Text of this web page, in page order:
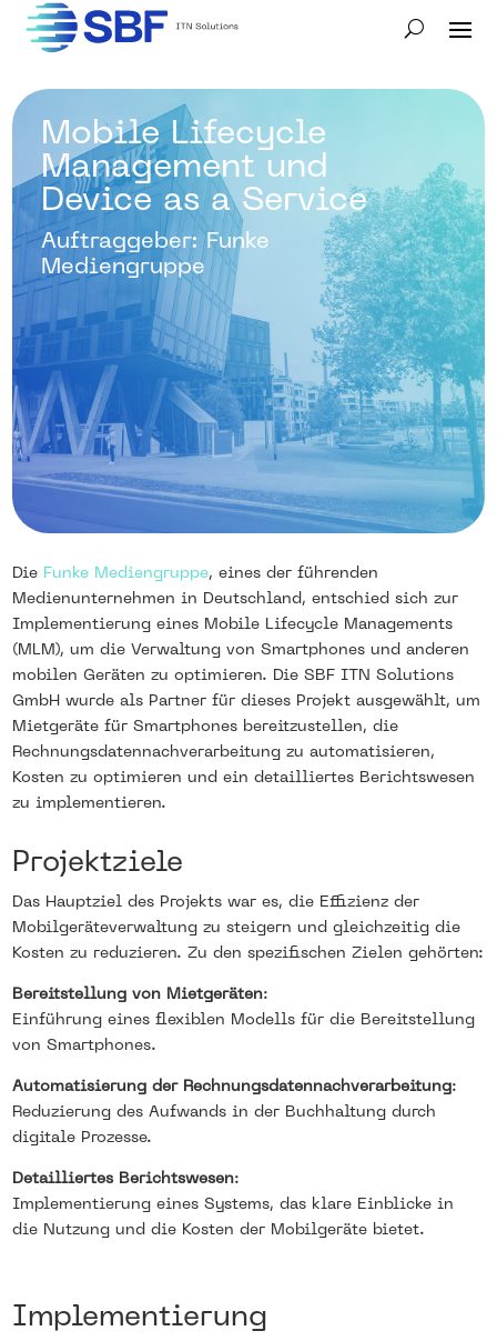
Mobile Lifecycle
Management und
Device as a Service
Auftraggeber: Funke
Mediengruppe
Die Funke Mediengruppe, eines der führenden
Medienunternehmen in Deutschland, entschied sich zur
Implementierung eines Mobile Lifecycle Managements
(MLM), um die Verwaltung von Smartphones und anderen
mobilen Geräten zu optimieren. Die SBF ITN Solutions
GmbH wurde als Partner für dieses Projekt ausgewählt, um
Mietgeräte für Smartphones bereitzustellen, die
Rechnungsdatennachverarbeitung zu automatisieren,
Kosten zu optimieren und ein detailliertes Berichtswesen
zu implementieren.
Projektziele
Das Hauptziel des Projekts war es, die Effizienz der
Mobilgeräteverwaltung zu steigern und gleichzeitig die
Kosten zu reduzieren. Zu den spezifischen Zielen gehörten:
Bereitstellung von Mietgeräten:
Einführung eines flexiblen Modells für die Bereitstellung
von Smartphones.
Automatisierung der Rechnungsdatennachverarbeitung:
Reduzierung des Aufwands in der Buchhaltung durch
digitale Prozesse.
Detailliertes Berichtswesen:
Implementierung eines Systems, das klare Einblicke in
die Nutzung und die Kosten der Mobilgeräte bietet.
Implementierung